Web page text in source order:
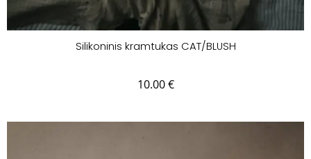
Silikoninis kramtukas CAT/BLUSH
10.00€